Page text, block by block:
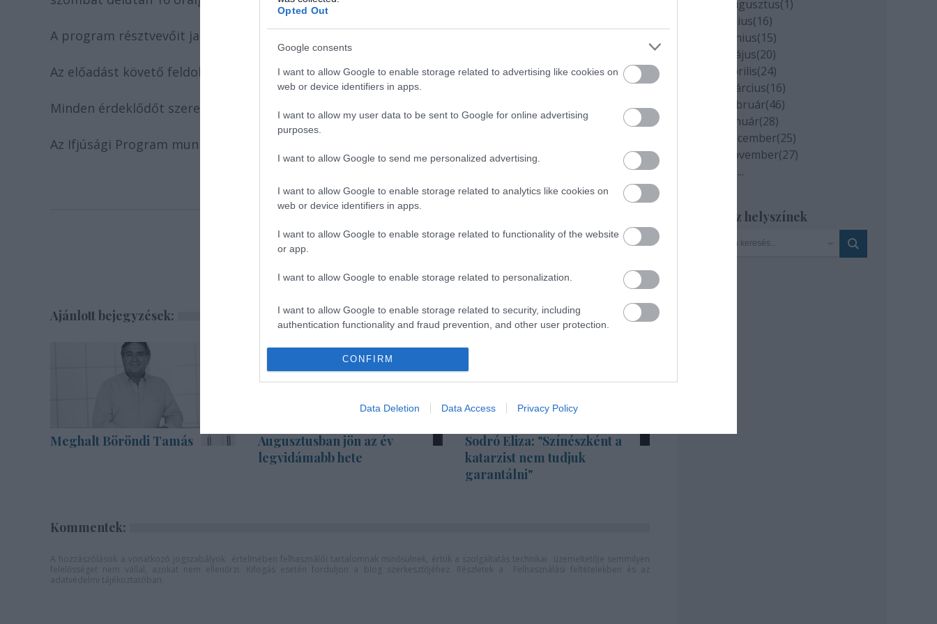
Opted Out
Google consents
I want to allow Google to enable storage related to advertising like cookies on
web or device identifiers in apps.
I want to allow my user data to be sent to Google for online advertising
purposes.
I want to allow Google to send me personalized advertising.
I want to allow Google to enable storage related to analytics like cookies on
web or device identifiers in apps.
I want to allow Google to enable storage related to functionality of the website
or app.
I want to allow Google to enable storage related to personalization.
I want to allow Google to enable storage related to security, including
authentication functionality and fraud prevention, and other user protection.
CONFIRM
Data Deletion Data Access Privacy Policy
A program résztvevőit január 19-én délután 17 órakor várjuk a színház főbejáratánál.
Az előadást követő feldolgozó foglalkozás előreláthatólag 22:30-kor ér majd véget.
Minden érdeklődőt szeretettel várunk!
Az Ifjúsági Program munkatársai
Ajánlott bejegyzések:
Meghalt Böröndi Tamás
Augusztusban jön az év
legvidámabb hete
Sodró Eliza: "Színészként a
katarzist nem tudjuk
garantálni"
Kommentek:
2020 augusztus(1)
2020 július(16)
2020 június(15)
2020 május(20)
2020 április(24)
2020 március(16)
2020 február(46)
2020 január(28)
2019 december(25)
2019 november(27)
...
Szinház helyszínek